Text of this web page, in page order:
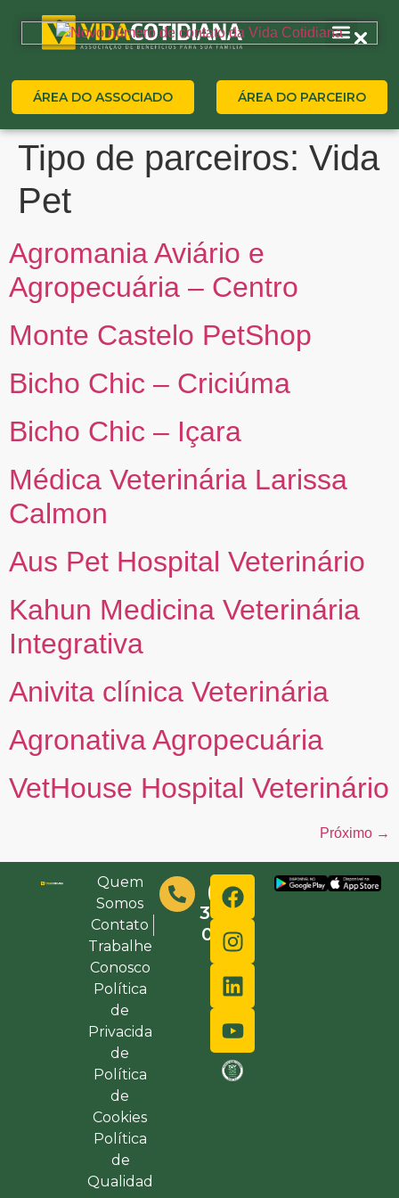
ÁREA DO ASSOCIADO ÁREA DO PARCEIRO
Tipo de parceiros: Vida
Pet
Agromania Aviário e
Agropecuária – Centro
Monte Castelo PetShop
Bicho Chic – Criciúma
Bicho Chic – Içara
Médica Veterinária Larissa
Calmon
Aus Pet Hospital Veterinário
Kahun Medicina Veterinária
Integrativa
Anivita clínica Veterinária
Agronativa Agropecuária
VetHouse Hospital Veterinário
Próximo →
Quem
Somos
Contato
Trabalhe
Conosco
Política
de
Privacida
de
Política
de
Cookies
Política
de
Qualidad
(48)
3632-
0000